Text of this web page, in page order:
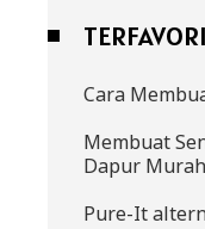
Cara
Membuat
Dapur
Pure-It